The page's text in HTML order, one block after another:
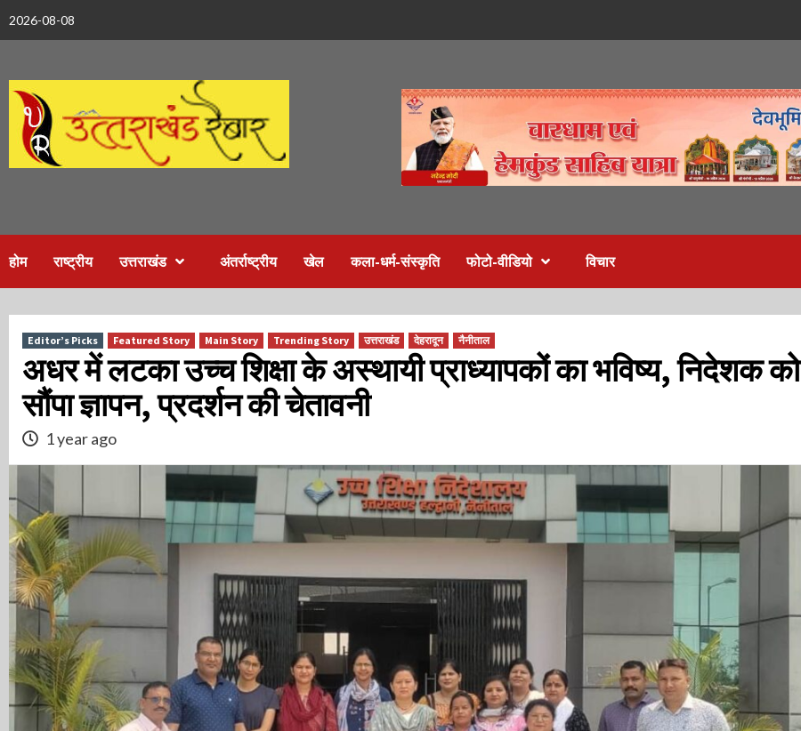
2026-08-08
होम राष्ट्रीय उत्तराखंड अंतर्राष्ट्रीय खेल कला-धर्म-संस्कृति फोटो-वीडियो विचार
Editor’s Picks Featured Story Main Story Trending Story उत्तराखंड देहरादून नैनीताल
अधर में लटका उच्च शिक्षा के अस्थायी प्राध्यापकों का भविष्य, निदेशक को
सौंपा ज्ञापन, प्रदर्शन की चेतावनी
1 year ago